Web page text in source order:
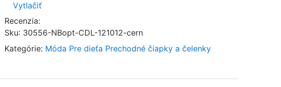
Vytlačiť
Recenzia:
Sku: 30556-NBopt-CDL-121012-cern
Kategórie: Móda Pre dieťa Prechodné čiapky a čelenky